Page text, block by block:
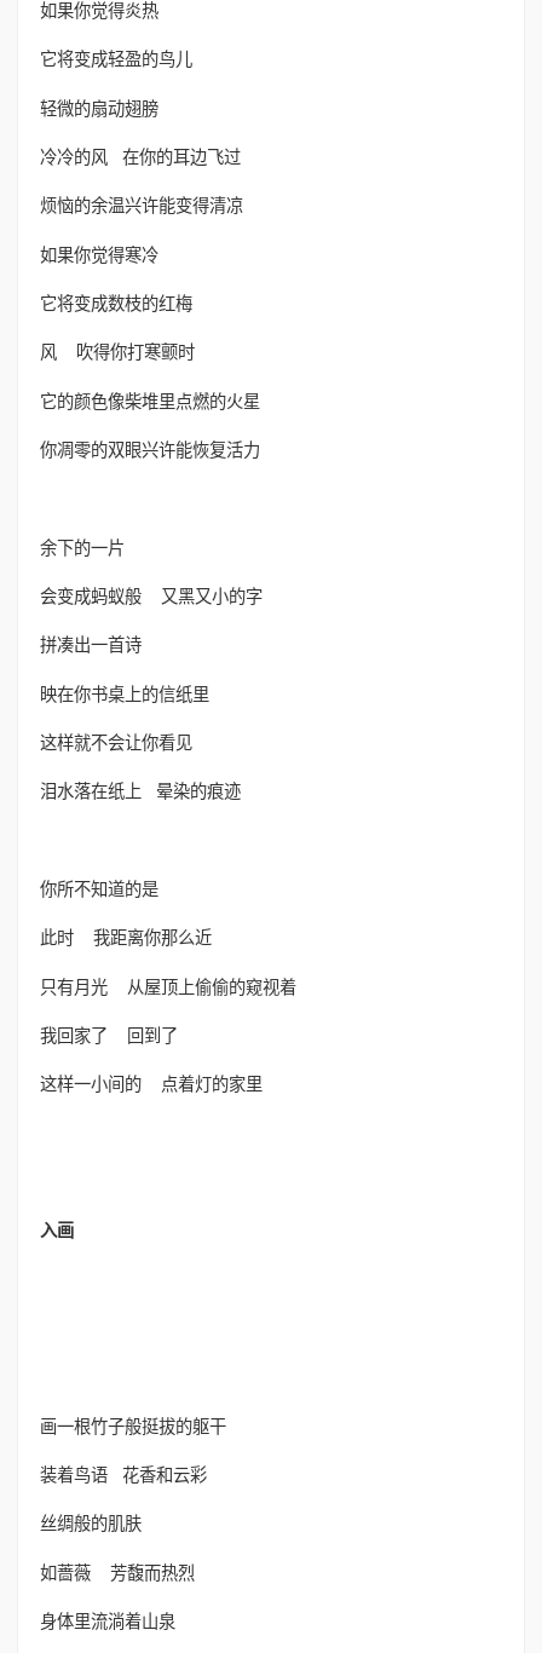
如果你觉得炎热
它将变成轻盈的鸟儿
轻微的扇动翅膀
冷冷的风 在你的耳边飞过
烦恼的余温兴许能变得清凉
如果你觉得寒冷
它将变成数枝的红梅
风 吹得你打寒颤时
它的颜色像柴堆里点燃的火星
你凋零的双眼兴许能恢复活力
余下的一片
会变成蚂蚁般 又黑又小的字
拼凑出一首诗
映在你书桌上的信纸里
这样就不会让你看见
泪水落在纸上 晕染的痕迹
你所不知道的是
此时 我距离你那么近
只有月光 从屋顶上偷偷的窥视着
我回家了 回到了
这样一小间的 点着灯的家里
入画
画一根竹子般挺拔的躯干
装着鸟语 花香和云彩
丝绸般的肌肤
如蔷薇 芳馥而热烈
身体里流淌着山泉